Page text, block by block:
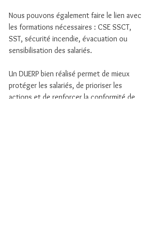
Nous pouvons également faire le lien avec
les formations nécessaires : CSE SSCT,
SST, sécurité incendie, évacuation ou
sensibilisation des salariés.
Un DUERP bien réalisé permet de mieux
protéger les salariés, de prioriser les
actions et de renforcer la conformité de